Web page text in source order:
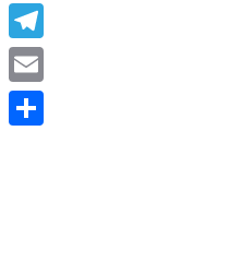
WhatsApp
Telegram
Email